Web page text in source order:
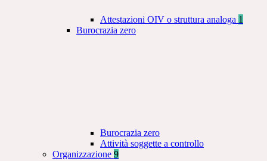
Attestazioni OIV o struttura analoga 1
Burocrazia zero
Burocrazia zero
Attività soggette a controllo
Organizzazione 9